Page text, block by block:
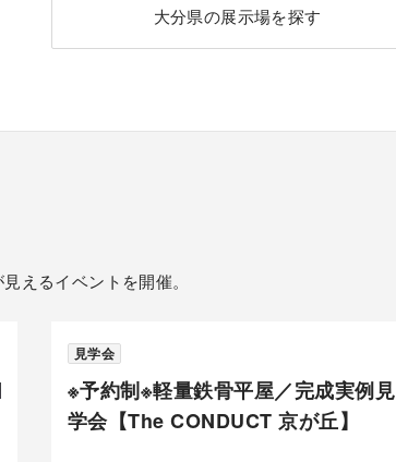
大分県の展示場を探す
えるイベントを開催。
※予約制※軽量鉄骨平屋／完成実例見
学会【The CONDUCT 京が丘】
見学会